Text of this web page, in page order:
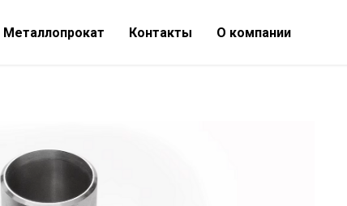
Металлопрокат Контакты О компании